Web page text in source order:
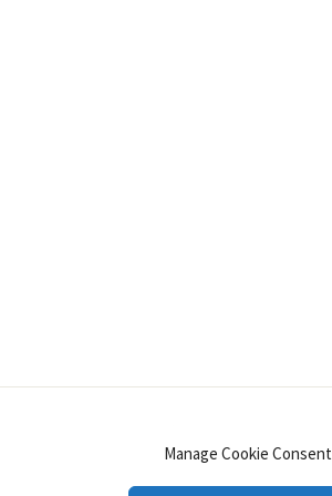
Manage Cookie Consent